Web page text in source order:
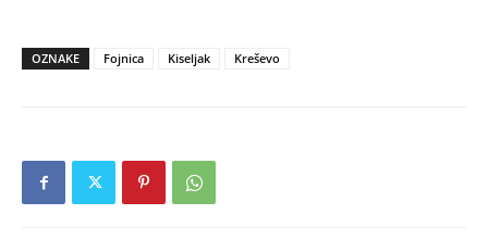
OZNAKE Fojnica Kiseljak Kreševo